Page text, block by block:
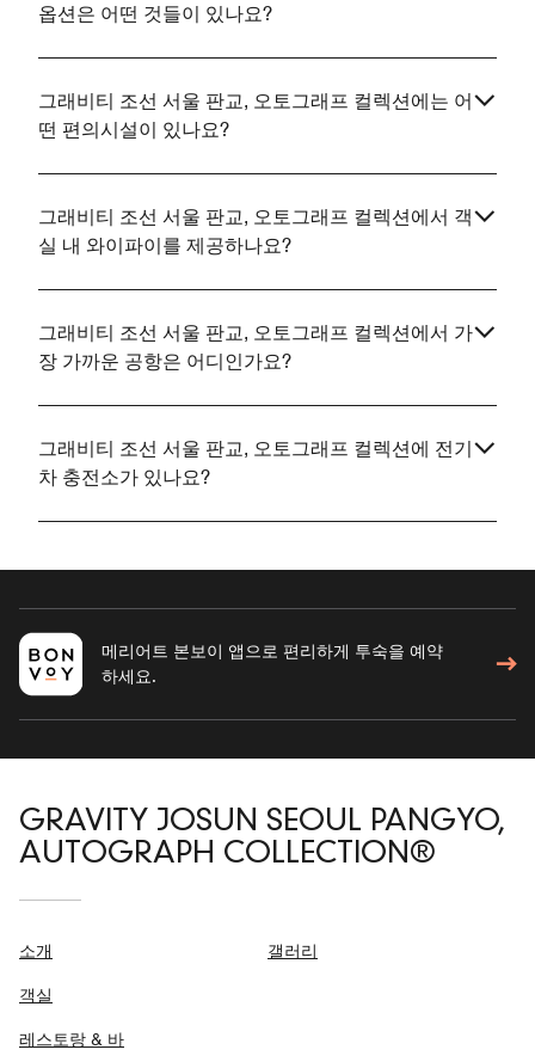
옵션은 어떤 것들이 있나요?
그래비티 조선 서울 판교, 오토그래프 컬렉션에는 어
떤 편의시설이 있나요?
그래비티 조선 서울 판교, 오토그래프 컬렉션에서 객
실 내 와이파이를 제공하나요?
그래비티 조선 서울 판교, 오토그래프 컬렉션에서 가
장 가까운 공항은 어디인가요?
그래비티 조선 서울 판교, 오토그래프 컬렉션에 전기
차 충전소가 있나요?
메리어트 본보이 앱으로 편리하게 투숙을 예약
하세요.
GRAVITY JOSUN SEOUL PANGYO,
AUTOGRAPH COLLECTION®
소개
객실
레스토랑 & 바
갤러리